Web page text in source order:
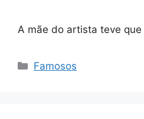
A mãe do artista teve
Categorias
Famosos